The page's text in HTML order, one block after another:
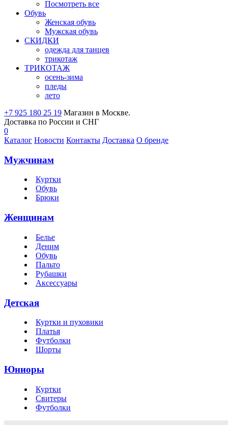
Посмотреть все
Обувь
Женская обувь
Мужская обувь
СКИДКИ
одежда для танцев
трикотаж
ТРИКОТАЖ
осень-зима
пледы
лето
+7 925 180 25 19 Магазин в Москве.
Доставка по России и СНГ
0
Каталог Новости Контакты Доставка О бренде
Мужчинам
Куртки
Обувь
Брюки
Женщинам
Белье
Деним
Обувь
Пальто
Рубашки
Аксессуары
Детская
Куртки и пуховики
Платья
Футболки
Шорты
Юниоры
Куртки
Свитеры
Футболки